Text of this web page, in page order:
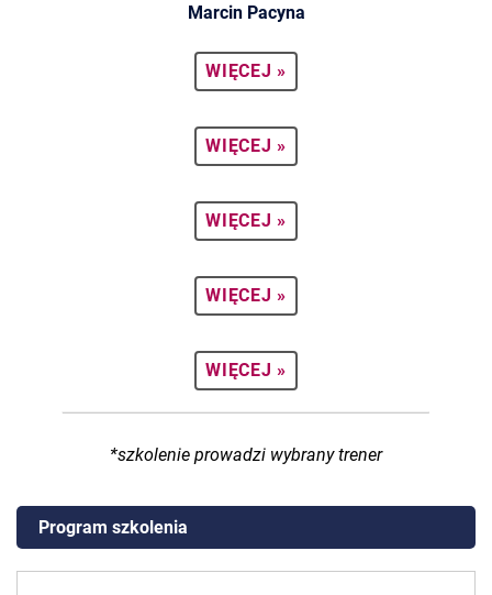
Marcin Pacyna
WIĘCEJ »
WIĘCEJ »
WIĘCEJ »
WIĘCEJ »
WIĘCEJ »
*szkolenie prowadzi wybrany trener
Program szkolenia